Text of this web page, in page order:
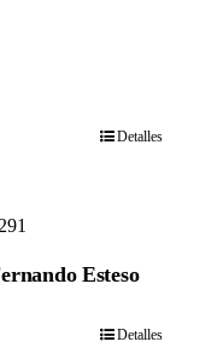
Detalles
Esteso
Detalles